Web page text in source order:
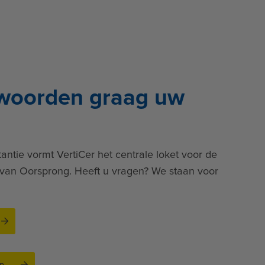
graag uw
vormt VertiCer het centrale loket voor de
Oorsprong. Heeft u vragen? We staan voor